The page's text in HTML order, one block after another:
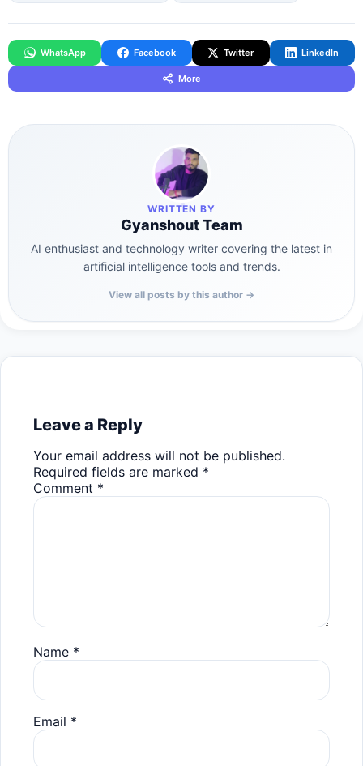
WhatsApp Facebook Twitter LinkedIn
More
WRITTEN BY
Gyanshout Team
AI enthusiast and technology writer covering the latest in
artificial intelligence tools and trends.
View all posts by this author →
Leave a Reply
Your email address will not be published.
Required fields are marked *
Comment *
Name *
Email *